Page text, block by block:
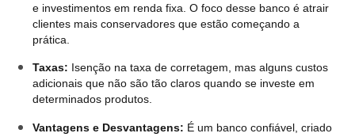
e investimentos em renda fixa. O foco desse banco é atrair
clientes mais conservadores que estão começando a
prática.
Taxas: Isenção na taxa de corretagem, mas alguns custos
adicionais que não são tão claros quando se investe em
determinados produtos.
Vantagens e Desvantagens: É um banco confiável, criado